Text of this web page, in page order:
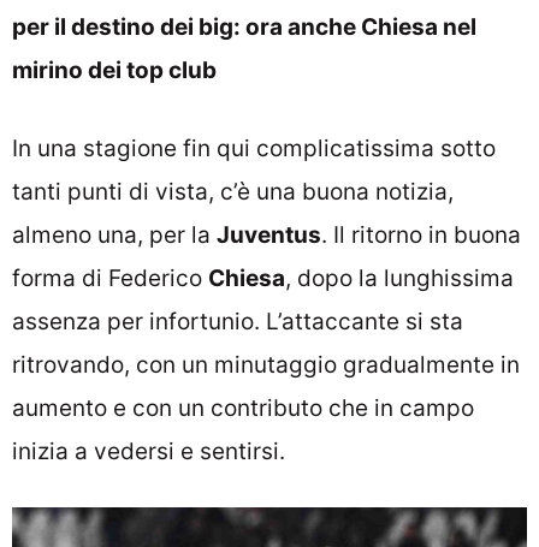
per il destino dei big: ora anche Chiesa nel
mirino dei top club
In una stagione fin qui complicatissima sotto
tanti punti di vista, c’è una buona notizia,
almeno una, per la Juventus. Il ritorno in buona
forma di Federico Chiesa, dopo la lunghissima
assenza per infortunio. L’attaccante si sta
ritrovando, con un minutaggio gradualmente in
aumento e con un contributo che in campo
inizia a vedersi e sentirsi.